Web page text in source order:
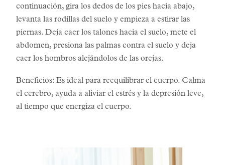
continuación, gira los dedos de los pies hacia abajo,
levanta las rodillas del suelo y empieza a estirar las
piernas. Deja caer los talones hacia el suelo, mete el
abdomen, presiona las palmas contra el suelo y deja
caer los hombros alejándolos de las orejas.
Beneficios: Es ideal para reequilibrar el cuerpo. Calma
el cerebro, ayuda a aliviar el estrés y la depresión leve,
al tiempo que energiza el cuerpo.